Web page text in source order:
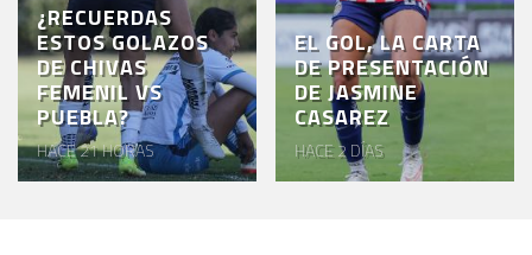
¿RECUERDAS
ESTOS GOLAZOS
DE CHIVAS
FEMENIL VS
PUEBLA?
HACE 21 HORAS
EL GOL, LA CARTA
DE PRESENTACIÓN
DE JASMINE
CASAREZ
HACE 2 DÍAS